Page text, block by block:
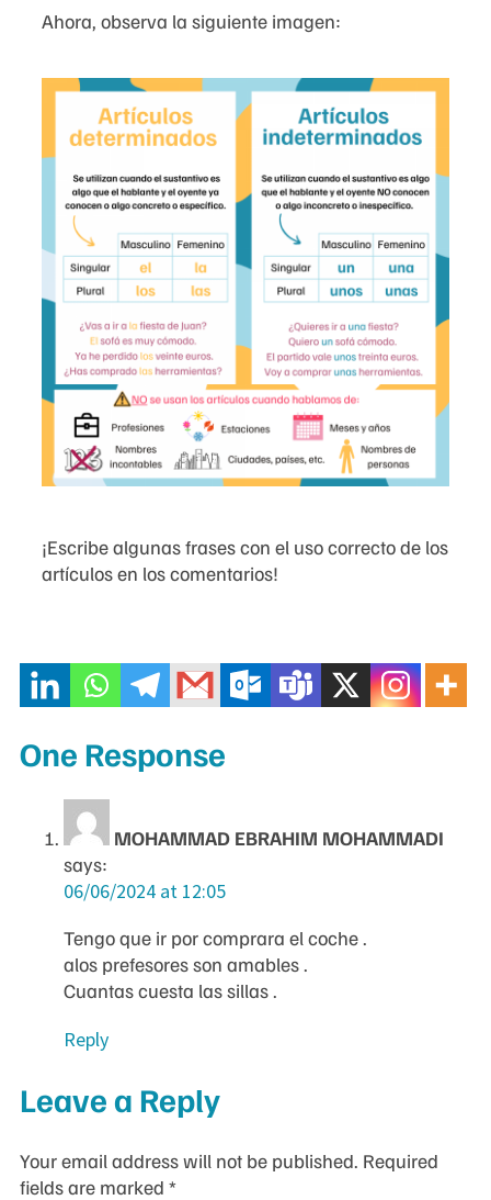
Ahora, observa la siguiente imagen:
¡Escribe algunas frases con el uso correcto de los
artículos en los comentarios!
One Response
MOHAMMAD EBRAHIM MOHAMMADI
says:
06/06/2024 at 12:05
Tengo que ir por comprara el coche .
alos prefesores son amables .
Cuantas cuesta las sillas .
Reply
Leave a Reply
Your email address will not be published. Required
fields are marked *